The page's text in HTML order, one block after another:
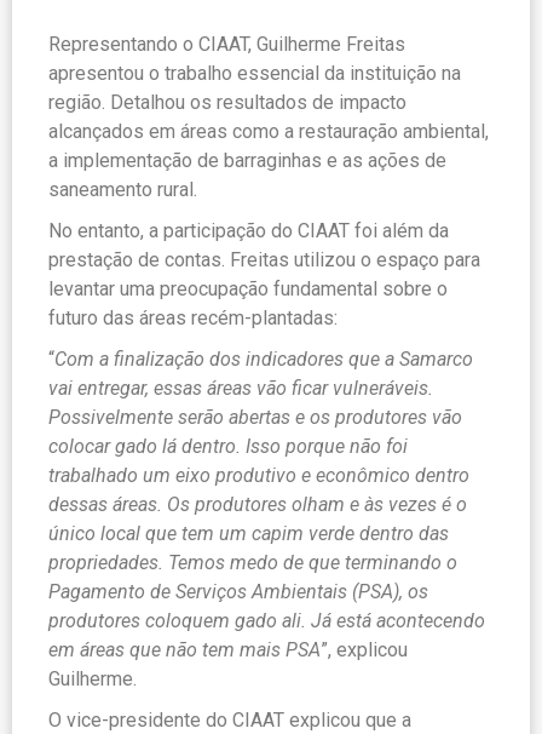
Representando o CIAAT, Guilherme Freitas
apresentou o trabalho essencial da instituição na
região. Detalhou os resultados de impacto
alcançados em áreas como a restauração ambiental,
a implementação de barraginhas e as ações de
saneamento rural.
No entanto, a participação do CIAAT foi além da
prestação de contas. Freitas utilizou o espaço para
levantar uma preocupação fundamental sobre o
futuro das áreas recém-plantadas:
“Com a finalização dos indicadores que a Samarco
vai entregar, essas áreas vão ficar vulneráveis.
Possivelmente serão abertas e os produtores vão
colocar gado lá dentro. Isso porque não foi
trabalhado um eixo produtivo e econômico dentro
dessas áreas. Os produtores olham e às vezes é o
único local que tem um capim verde dentro das
propriedades. Temos medo de que terminando o
Pagamento de Serviços Ambientais (PSA), os
produtores coloquem gado ali. Já está acontecendo
em áreas que não tem mais PSA”, explicou
Guilherme.
O vice-presidente do CIAAT explicou que a